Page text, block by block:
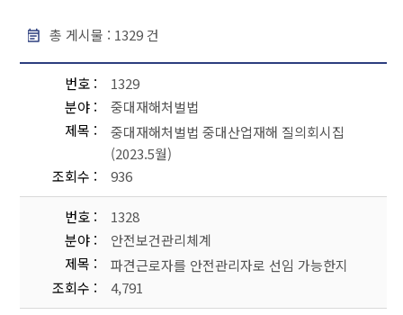
총 게시물 : 1329건
번호
1329
분야
중대재해처벌법
제목
중대재해처벌법 중대산업재해 질의회시집
(2023.5월)
조회수
936
번호
1328
분야
안전보건관리체계
제목
파견근로자를 안전관리자로 선임 가능한지
조회수
4,791